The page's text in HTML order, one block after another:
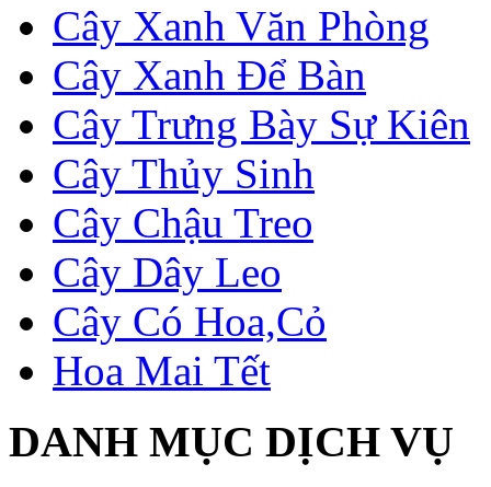
Cây Xanh Văn Phòng
Cây Xanh Để Bàn
Cây Trưng Bày Sự Kiên
Cây Thủy Sinh
Cây Chậu Treo
Cây Dây Leo
Cây Có Hoa,Cỏ
Hoa Mai Tết
DANH MỤC DỊCH VỤ